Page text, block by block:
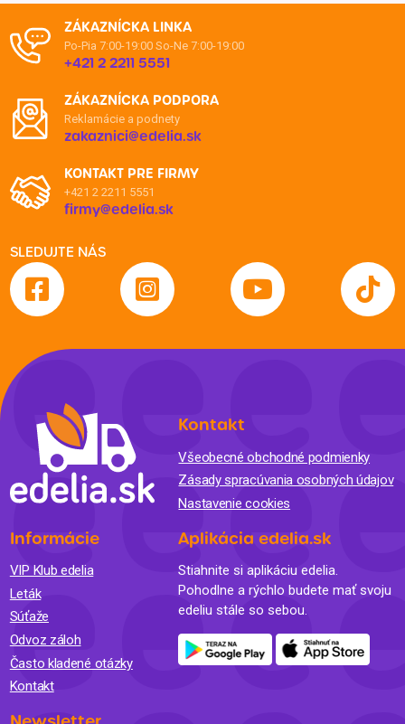
ZÁKAZNÍCKA LINKA
Po-Pia 7:00-19:00 So-Ne 7:00-19:00
+421 2 2211 5551
ZÁKAZNÍCKA PODPORA
Reklamácie a podnety
zakaznici@edelia.sk
KONTAKT PRE FIRMY
+421 2 2211 5551
firmy@edelia.sk
SLEDUJTE NÁS
Kontakt
Všeobecné obchodné podmienky
Zásady spracúvania osobných údajov
Nastavenie cookies
Informácie
VIP Klub edelia
Leták
Súťaže
Odvoz záloh
Často kladené otázky
Kontakt
Aplikácia edelia.sk
Stiahnite si aplikáciu edelia.
Pohodlne a rýchlo budete mať svoju
edeliu stále so sebou.